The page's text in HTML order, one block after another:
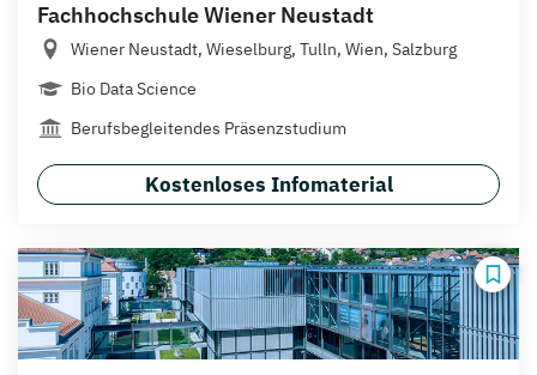
Fachhochschule Wiener Neustadt
Wiener Neustadt, Wieselburg, Tulln, Wien, Salzburg
Bio Data Science
Berufsbegleitendes Präsenzstudium
Kostenloses Infomaterial